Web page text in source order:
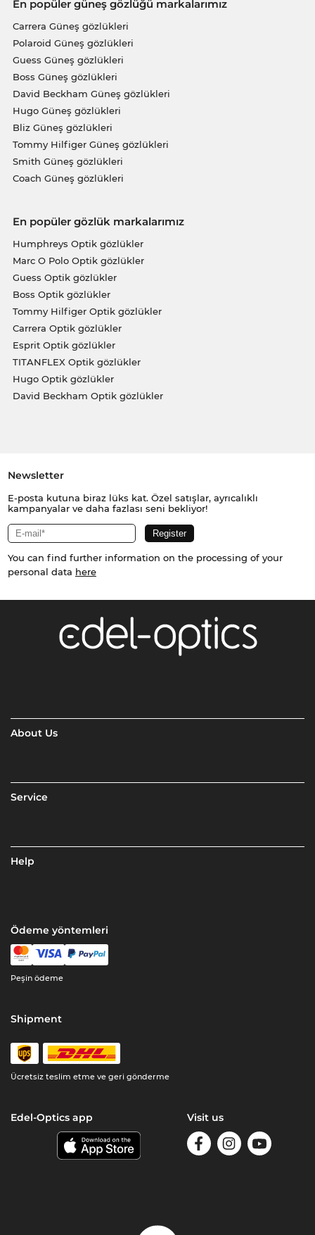
En popüler güneş gözlüğü markalarımız
Carrera Güneş gözlükleri
Polaroid Güneş gözlükleri
Guess Güneş gözlükleri
Boss Güneş gözlükleri
David Beckham Güneş gözlükleri
Hugo Güneş gözlükleri
Bliz Güneş gözlükleri
Tommy Hilfiger Güneş gözlükleri
Smith Güneş gözlükleri
Coach Güneş gözlükleri
En popüler gözlük markalarımız
Humphreys Optik gözlükler
Marc O Polo Optik gözlükler
Guess Optik gözlükler
Boss Optik gözlükler
Tommy Hilfiger Optik gözlükler
Carrera Optik gözlükler
Esprit Optik gözlükler
TITANFLEX Optik gözlükler
Hugo Optik gözlükler
David Beckham Optik gözlükler
Newsletter
E-posta kutuna biraz lüks kat. Özel satışlar, ayrıcalıklı
kampanyalar ve daha fazlası seni bekliyor!
You can find further information on the processing of your
personal data here
About Us
Service
Help
Ödeme yöntemleri
Peşin ödeme
Shipment
Ücretsiz teslim etme ve geri gönderme
Edel-Optics app Visit us